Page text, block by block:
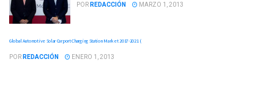
POR REDACCIÓN MARZO 1, 2013
Global Automotive Solar Carport Charging Station Market 2017-2021 (
POR REDACCIÓN ENERO 1, 2013